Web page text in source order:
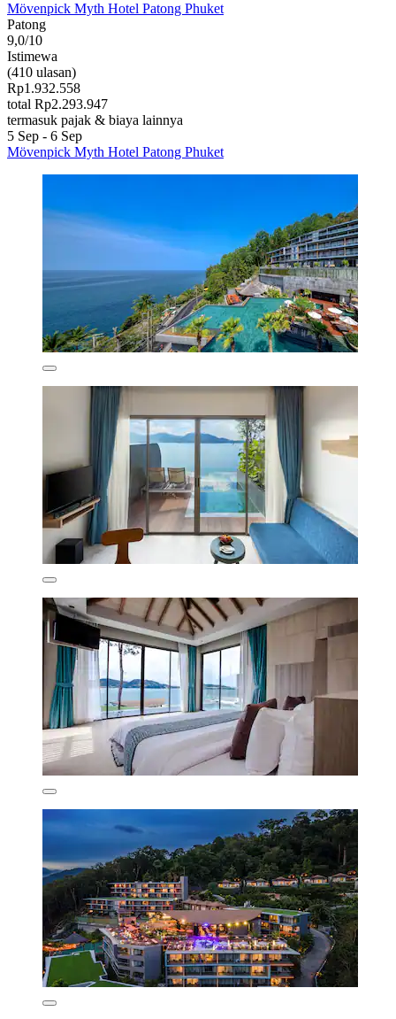
Mövenpick Myth Hotel Patong Phuket
Patong
9,0/10
Istimewa
(410 ulasan)
Rp1.932.558
total Rp2.293.947
termasuk pajak & biaya lainnya
5 Sep - 6 Sep
Mövenpick Myth Hotel Patong Phuket